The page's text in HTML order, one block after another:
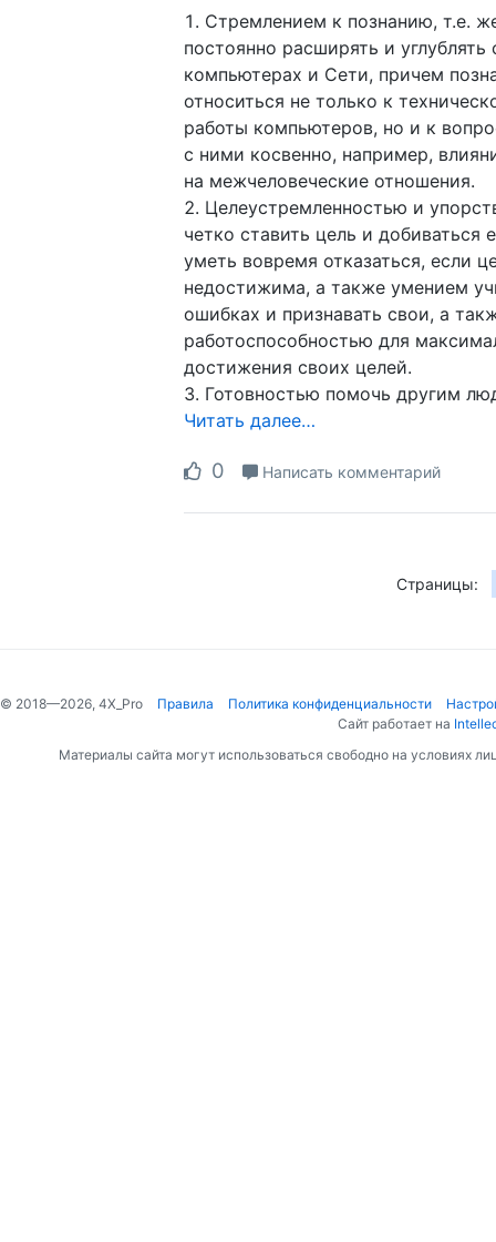
Стремлением к познанию, т.е.
постоянно расширять и углублять
компьютерах и Сети, причем
относиться не только к
работы компьютеров, но и к
с ними косвенно, например,
на межчеловеческие отношения.
Целеустремленностью и
четко ставить цель и добиваться
уметь вовремя отказаться, если
недостижима, а также умением
ошибках и признавать свои, а
работоспособностью для
достижения своих целей.
Готовностью помочь другим
Читать далее…
0 Написать комментарий
Страницы:
© 2018—2026, 4X_Pro Правила Политика конфиденциальности
Сайт работает на
Материалы сайта могут использоваться свободно на условиях